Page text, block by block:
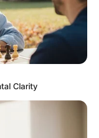
mert
a
azonnal
Clarity